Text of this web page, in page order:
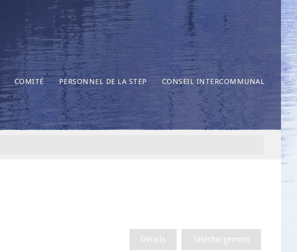
COMITÉ PERSONNEL DE LA STEP CONSEIL INTERCOMMUNAL
Téléchargement
Détails